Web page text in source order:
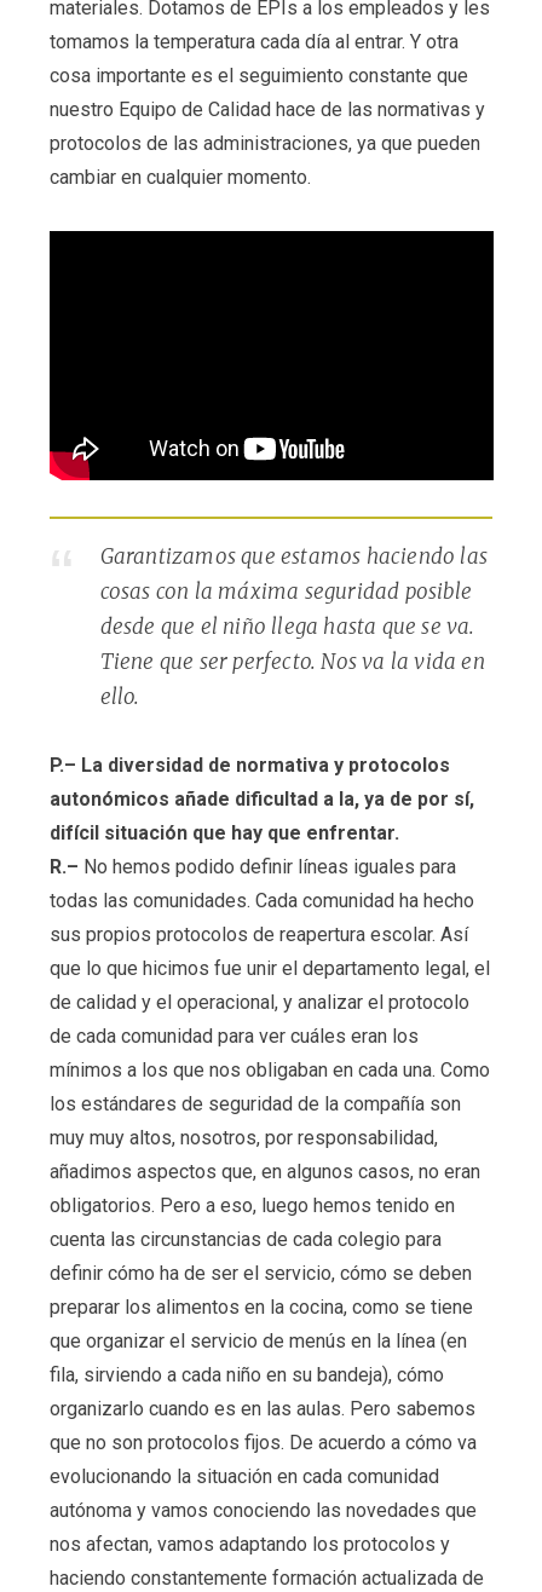
materiales. Dotamos de EPIs a los empleados y les
tomamos la temperatura cada día al entrar. Y otra
cosa importante es el seguimiento constante que
nuestro Equipo de Calidad hace de las normativas y
protocolos de las administraciones, ya que pueden
cambiar en cualquier momento.
Garantizamos que estamos haciendo las
cosas con la máxima seguridad posible
desde que el niño llega hasta que se va.
Tiene que ser perfecto. Nos va la vida en
ello.
P.– La diversidad de normativa y protocolos
autonómicos añade dificultad a la, ya de por sí,
difícil situación que hay que enfrentar.
R.– No hemos podido definir líneas iguales para
todas las comunidades. Cada comunidad ha hecho
sus propios protocolos de reapertura escolar. Así
que lo que hicimos fue unir el departamento legal, el
de calidad y el operacional, y analizar el protocolo
de cada comunidad para ver cuáles eran los
mínimos a los que nos obligaban en cada una. Como
los estándares de seguridad de la compañía son
muy muy altos, nosotros, por responsabilidad,
añadimos aspectos que, en algunos casos, no eran
obligatorios. Pero a eso, luego hemos tenido en
cuenta las circunstancias de cada colegio para
definir cómo ha de ser el servicio, cómo se deben
preparar los alimentos en la cocina, como se tiene
que organizar el servicio de menús en la línea (en
fila, sirviendo a cada niño en su bandeja), cómo
organizarlo cuando es en las aulas. Pero sabemos
que no son protocolos fijos. De acuerdo a cómo va
evolucionando la situación en cada comunidad
autónoma y vamos conociendo las novedades que
nos afectan, vamos adaptando los protocolos y
haciendo constantemente formación actualizada de